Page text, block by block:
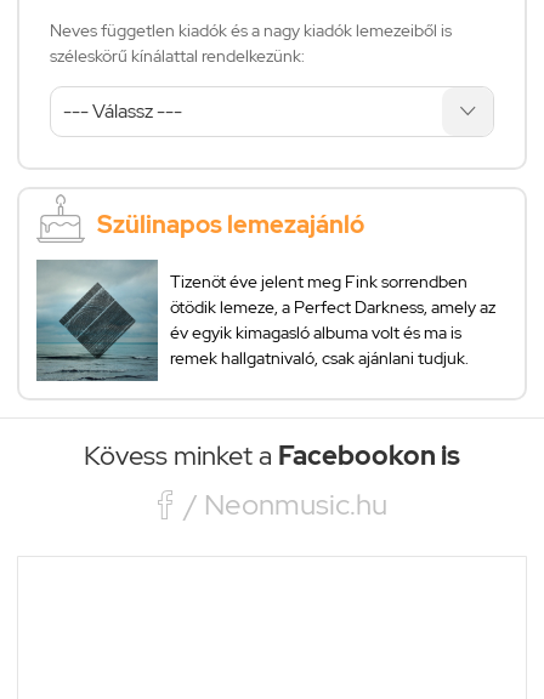
Neves független kiadók és a nagy kiadók lemezeiből is
széleskörű kínálattal rendelkezünk:
Szülinapos lemezajánló
Tizenöt éve jelent meg Fink sorrendben
ötödik lemeze, a Perfect Darkness, amely az
év egyik kimagasló albuma volt és ma is
remek hallgatnivaló, csak ajánlani tudjuk.
Kövess minket a Facebookon is
 / Neonmusic.hu